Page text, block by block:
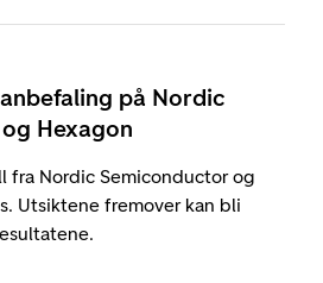
på Nordic
Hexagon
fra Nordic Semiconductor og
Utsiktene fremover kan bli